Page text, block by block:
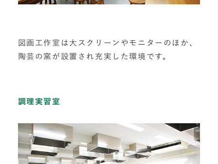
図画工作室は大スクリーンやモニターのほか、
陶芸の窯が設置され充実した環境です。
調理実習室